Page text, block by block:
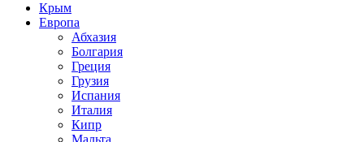
Крым
Европа
Абхазия
Болгария
Греция
Грузия
Испания
Италия
Кипр
Мальта